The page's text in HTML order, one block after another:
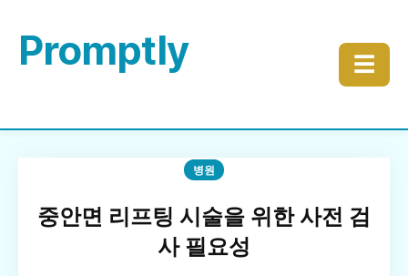
Promptly ☰
병원
중안면 리프팅 시술을 위한 사전 검
사 필요성